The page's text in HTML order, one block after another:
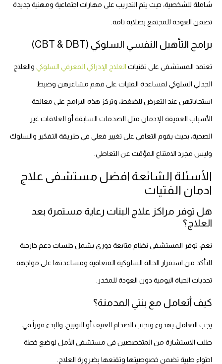
شاملة للشخصية، حيث يتم التدريب على مهارات اجتماعية ومهنية جديدة
تضمن العودة للمجتمع بصلابة تامة.
برامج التأهيل النفسي السلوكي (CBT & DBT)
تعتمد المستشفى على تقنيات العلاج الإدراكي المعرفي السلوكي والعلاج
الجدلي السلوكي لمساعدة الفتيات على فهم مشاعرهن وضبط
استجاباتهن عند التعرض للضغط، وتركز هذه البرامج على معالجة
الأسباب العميقة للإدمان مثل الصدمات السابقة أو العلاقات غير
الصحية، بحيث يقوم التعافي على تغيير فعلي في طريقة التفكير والسلوك
وليس مجرد الامتناع المؤقت عن التعاطي.
الأسئلة الشائعة افضل مستشفى علاج
ادمان الفتيات
هل توفر مراكز علاج البنات رعاية مستمرة بعد
العلاج؟
نعم، توفر المستشفى نظام متابعة دوري يشمل جلسات دعم خارجية
للتأكد من استقرار الحالة السلوكية المتعافية ومساعدتها على مواجهة
تحديات الحياة اليومية دون العودة للمخدر.
كيف أتعامل مع بنتي المدمنة؟
يجب التعامل بهدوء وتجنب الصدام العنيف أو التوبيخ، والبدء فوراً في
طلب الاستشارة من المتخصصين في مستشفى الأمل لوضع خطة
احتواء طبية تضمن خصوصيتها وتقنعها بضرورة العلاج.